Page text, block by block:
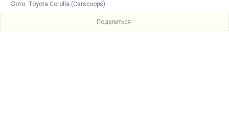
Фото: Toyota Corolla (Carscoops)
Поделиться: